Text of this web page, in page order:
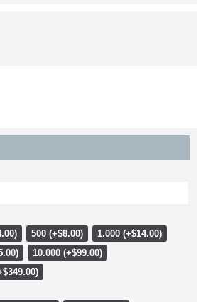
500 (+$8.00)
1.000 (+$14.00)
10.000 (+$99.00)